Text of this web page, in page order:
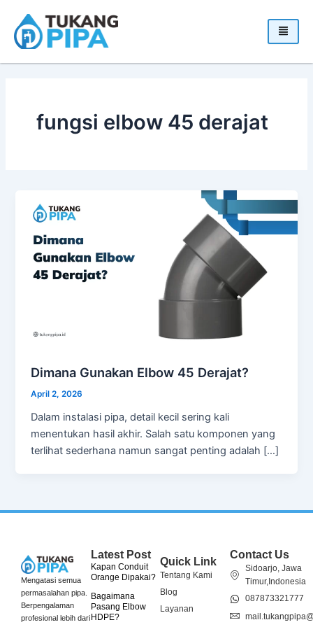
content
fungsi elbow 45 derajat
Dimana Gunakan Elbow 45 Derajat?
April 2, 2026
Dalam instalasi pipa, detail kecil sering kali
menentukan hasil akhir. Salah satu komponen yang
terlihat sederhana namun sangat penting adalah […]
Mengatasi semua
permasalahan pipa.
Berpengalaman
profesional lebih dari
Latest Post
Kapan Conduit
Orange Dipakai?
Bagaimana
Pasang Elbow
HDPE?
Quick Link
Tentang Kami
Blog
Layanan
Contact Us
Sidoarjo, Jawa
Timur,Indonesia
087873321777